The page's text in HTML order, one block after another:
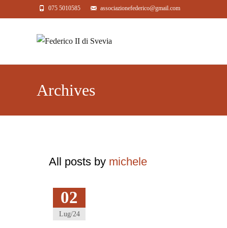
075 5010585 associazionefederico@gmail.com
Archives
All posts by michele
02
Lug/24